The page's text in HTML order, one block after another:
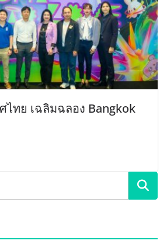
ไทย เฉลิมฉลอง Bangkok